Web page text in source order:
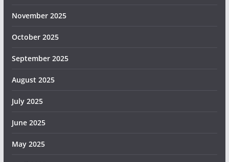
November 2025
October 2025
September 2025
August 2025
July 2025
June 2025
May 2025